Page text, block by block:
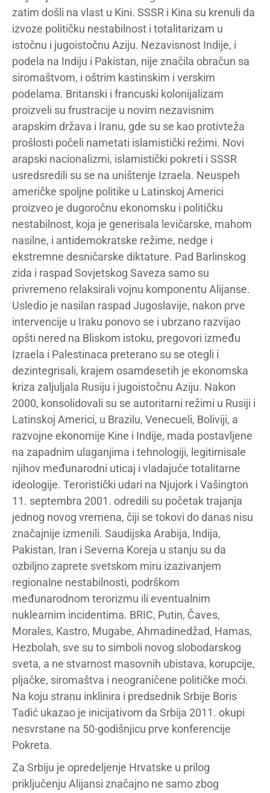
zatim došli na vlast u Kini. SSSR i Kina su krenuli da
izvoze političku nestabilnost i totalitarizam u
istočnu i jugoistočnu Aziju. Nezavisnost Indije, i
podela na Indiju i Pakistan, nije značila obračun sa
siromaštvom, i oštrim kastinskim i verskim
podelama. Britanski i francuski kolonijalizam
proizveli su frustracije u novim nezavisnim
arapskim država i Iranu, gde su se kao protivteža
prošlosti počeli nametati islamistički režimi. Novi
arapski nacionalizmi, islamistički pokreti i SSSR
usredsredili su se na uništenje Izraela. Neuspeh
američke spoljne politike u Latinskoj Americi
proizveo je dugoročnu ekonomsku i političku
nestabilnost, koja je generisala levičarske, mahom
nasilne, i antidemokratske režime, nedge i
ekstremne desničarske diktature. Pad Barlinskog
zida i raspad Sovjetskog Saveza samo su
privremeno relaksirali vojnu komponentu Alijanse.
Usledio je nasilan raspad Jugoslavije, nakon prve
intervencije u Iraku ponovo se i ubrzano razvijao
opšti nered na Bliskom istoku, pregovori između
Izraela i Palestinaca preterano su se otegli i
dezintegrisali, krajem osamdesetih je ekonomska
kriza zaljuljala Rusiju i jugoistočnu Aziju. Nakon
2000, konsolidovali su se autoritarni režimi u Rusiji i
Latinskoj Americi, u Brazilu, Venecueli, Boliviji, a
razvojne ekonomije Kine i Indije, mada postavljene
na zapadnim ulaganjima i tehnologiji, legitimisale
njihov međunarodni uticaj i vladajuće totalitarne
ideologije. Teroristički udari na Njujork i Vašington
11. septembra 2001. odredili su početak trajanja
jednog novog vremena, čiji se tokovi do danas nisu
značajnije izmenili. Saudijska Arabija, Indija,
Pakistan, Iran i Severna Koreja u stanju su da
ozbiljno zaprete svetskom miru izazivanjem
regionalne nestabilnosti, podrškom
međunarodnom terorizmu ili eventualnim
nuklearnim incidentima. BRIC, Putin, Čaves,
Morales, Kastro, Mugabe, Ahmadinedžad, Hamas,
Hezbolah, sve su to simboli novog slobodarskog
sveta, a ne stvarnost masovnih ubistava, korupcije,
pljačke, siromaštva i neograničene političke moći.
Na koju stranu inklinira i predsednik Srbije Boris
Tadić ukazao je inicijativom da Srbija 2011. okupi
nesvrstane na 50-godišnjicu prve konferencije
Pokreta.
Za Srbiju je opredeljenje Hrvatske u prilog
priključenju Alijansi značajno ne samo zbog